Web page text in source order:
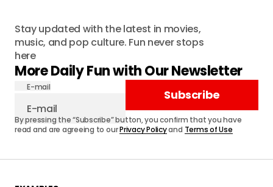
Stay updated with the latest in movies,
music, and pop culture. Fun never stops
here
More Daily Fun with Our Newsletter
E-mail
Subscribe
By pressing the “Subscribe” button, you confirm that you have
read and are agreeing to ourPrivacy Policyand Terms of Use